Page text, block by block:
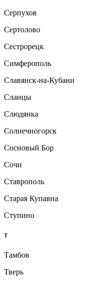
Серпухов
Сертолово
Сестрорецк
Симферополь
Славянск-на-Кубани
Сланцы
Слюдянка
Солнечногорск
Сосновый Бор
Сочи
Ставрополь
Старая Купавна
Ступино
Т
Тамбов
Тверь